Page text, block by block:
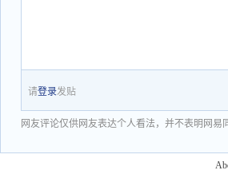
请登录发贴
网友评论仅供网友表达个人看法，并不表明网易